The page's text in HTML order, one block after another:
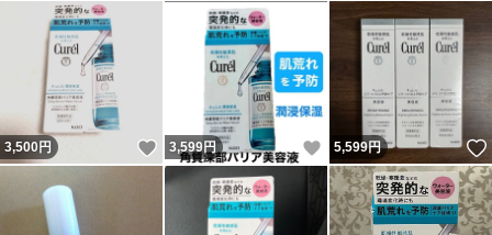
3,500円 いいね！
3,599円 いいね！
5,599円